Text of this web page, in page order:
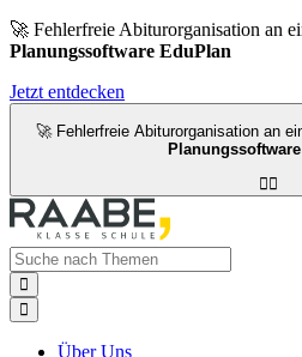
🚀 Fehlerfreie Abiturorganisation an
Planungssoftware EduPlan
Jetzt entdecken
🚀 Fehlerfreie Abiturorganisation an



Über Uns